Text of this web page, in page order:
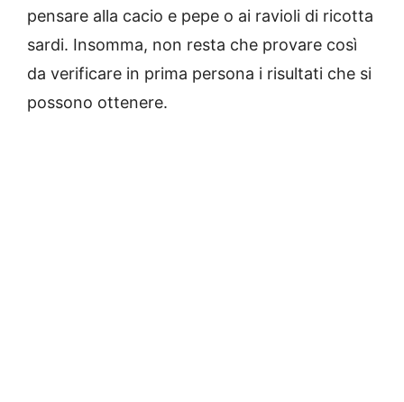
pensare alla cacio e pepe o ai ravioli di ricotta
sardi. Insomma, non resta che provare così
da verificare in prima persona i risultati che si
possono ottenere.